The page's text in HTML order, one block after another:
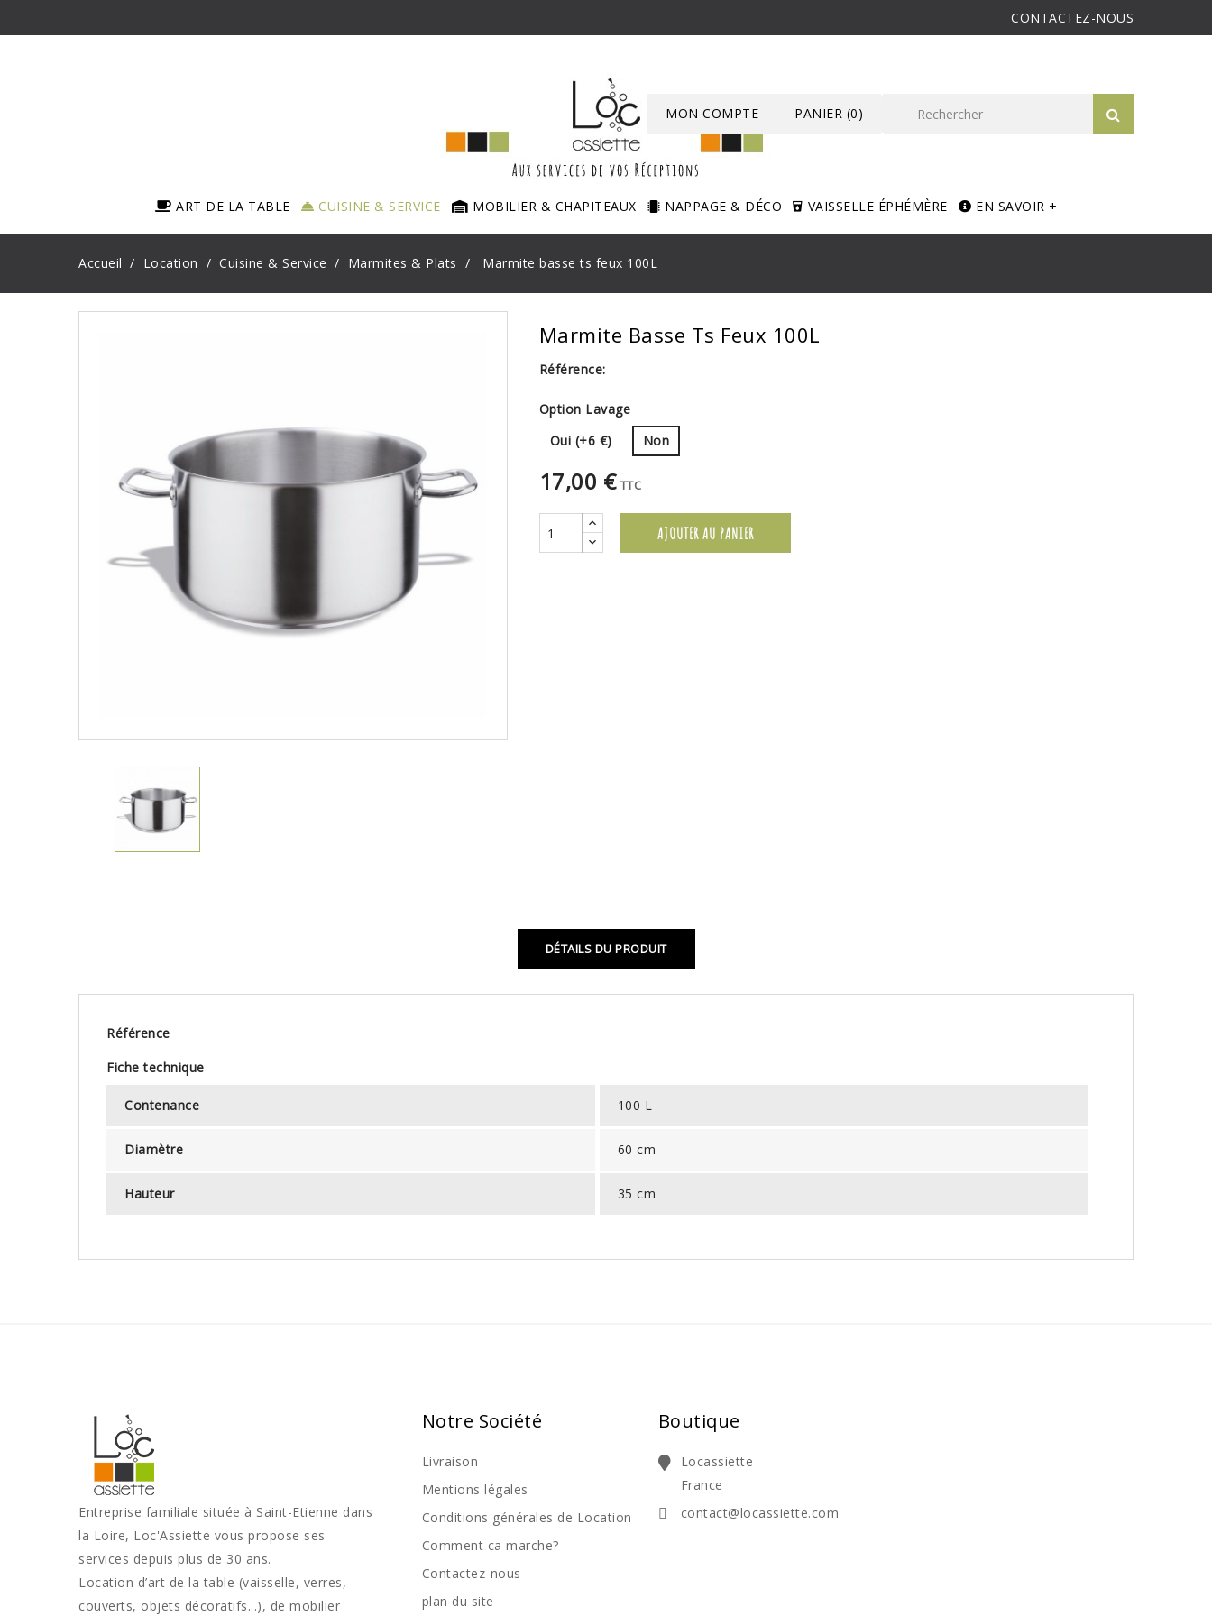
CONTACTEZ-NOUS
PANIER (0)
MON COMPTE
ART DE LA TABLE CUISINE & SERVICE MOBILIER & CHAPITEAUX NAPPAGE & DÉCO VAISSELLE ÉPHÉMÈRE EN SAVOIR +
Accueil Location Cuisine & Service Marmites & Plats Marmite basse ts feux 100L
Marmite Basse Ts Feux 100L
Référence:
Option Lavage
Oui (+6 €)
Non
17,00 € TTC
AJOUTER AU PANIER
DÉTAILS DU PRODUIT
Référence
Fiche technique
Contenance 100 L
Diamètre 60 cm
Hauteur 35 cm
Entreprise familiale située à Saint-Etienne dans
la Loire, Loc'Assiette vous propose ses
services depuis plus de 30 ans.
Location d’art de la table (vaisselle, verres,
couverts, objets décoratifs...), de mobilier
Notre Société
Livraison
Mentions légales
Conditions générales de Location
Comment ca marche?
Contactez-nous
plan du site
Boutique
Locassiette
France
contact@locassiette.com